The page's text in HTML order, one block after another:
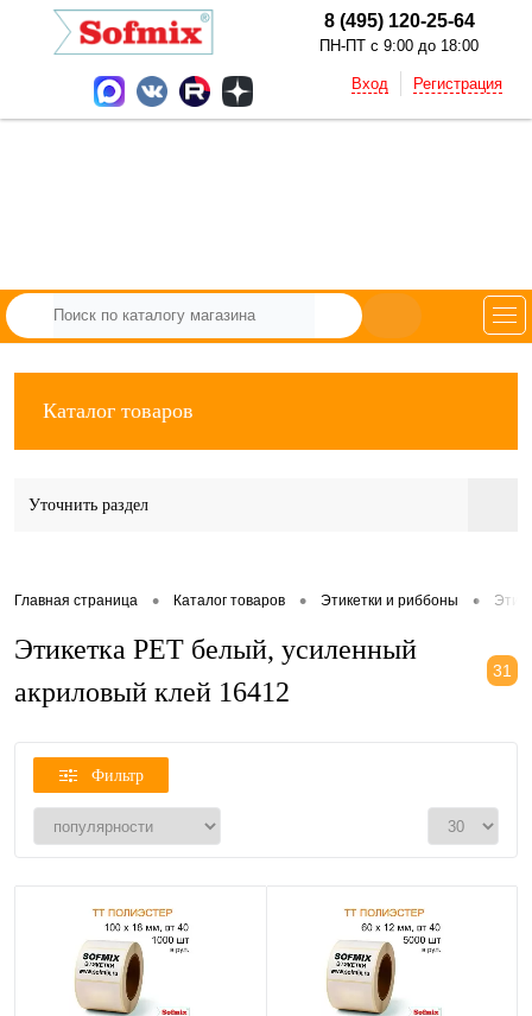
8 (495) 120-25-64
ПН-ПТ с 9:00 до 18:00
Вход Регистрация
Каталог товаров
Уточнить раздел
Главная страница • Каталог товаров • Этикетки и риббоны •
Этикетка PET белый, усиленный
акриловый клей 16412
31
Фильтр